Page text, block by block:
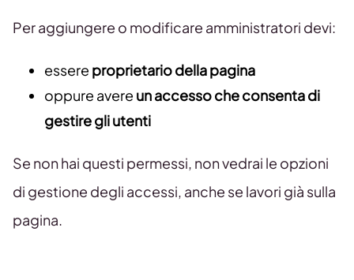
Per aggiungere o modificare amministratori devi:
essere proprietario della pagina
oppure avere un accesso che consenta di
gestire gli utenti
Se non hai questi permessi, non vedrai le opzioni
di gestione degli accessi, anche se lavori già sulla
pagina.